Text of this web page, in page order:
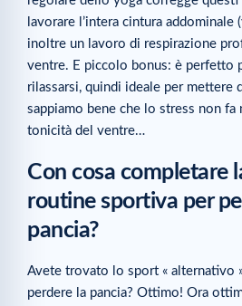
lavorare l’intera cintura addominale
inoltre un lavoro di respirazione
ventre. E piccolo bonus: è perfetto
rilassarsi, quindi ideale per mettere
sappiamo bene che lo stress non fa
tonicità del ventre…
Con cosa completare
routine sportiva per
pancia?
Avete trovato lo sport « alternativo
perdere la pancia? Ottimo! Ora